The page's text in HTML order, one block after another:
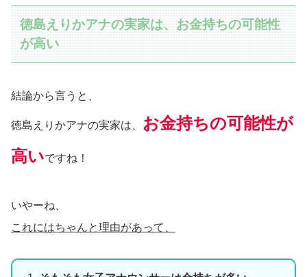
徳島えりかアナの実家は、お金持ちの可能性
が高い
結論から言うと、
徳島えりかアナの実家は、
お金持ちの可能性が
高いですね！
いやーね、
これにはちゃんと理由があって、